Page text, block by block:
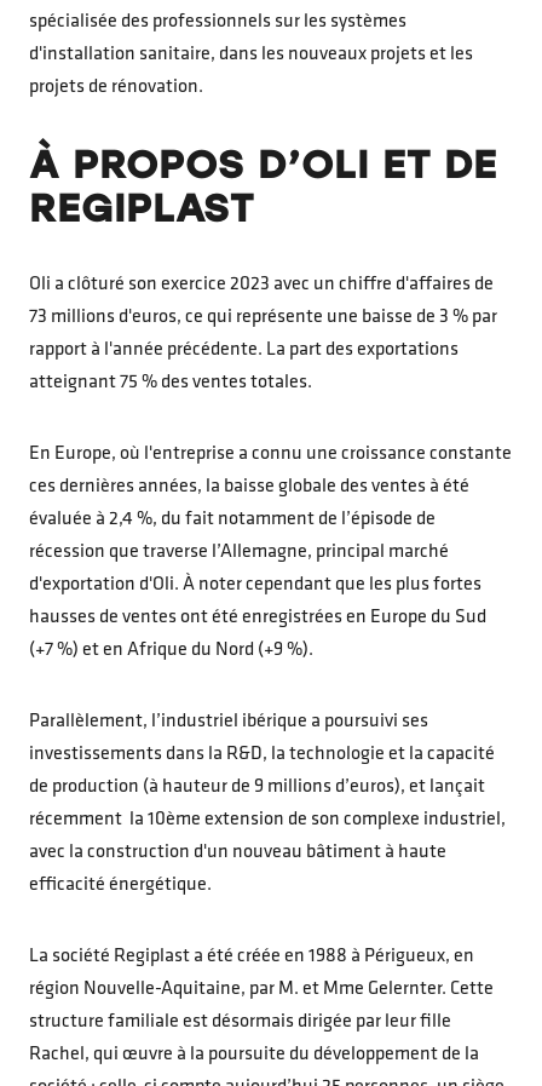
spécialisée des professionnels sur les systèmes
d'installation sanitaire, dans les nouveaux projets et les
projets de rénovation.
À PROPOS D’OLI ET DE
REGIPLAST
Oli a clôturé son exercice 2023 avec un chiffre d'affaires de
73 millions d'euros, ce qui représente une baisse de 3 % par
rapport à l'année précédente. La part des exportations
atteignant 75 % des ventes totales.
En Europe, où l'entreprise a connu une croissance constante
ces dernières années, la baisse globale des ventes à été
évaluée à 2,4 %, du fait notamment de l’épisode de
récession que traverse l’Allemagne, principal marché
d'exportation d'Oli. À noter cependant que les plus fortes
hausses de ventes ont été enregistrées en Europe du Sud
(+7 %) et en Afrique du Nord (+9 %).
Parallèlement, l’industriel ibérique a poursuivi ses
investissements dans la R&D, la technologie et la capacité
de production (à hauteur de 9 millions d’euros), et lançait
récemment la 10ème extension de son complexe industriel,
avec la construction d'un nouveau bâtiment à haute
efficacité énergétique.
La société Regiplast a été créée en 1988 à Périgueux, en
région Nouvelle-Aquitaine, par M. et Mme Gelernter. Cette
structure familiale est désormais dirigée par leur fille
Rachel, qui œuvre à la poursuite du développement de la